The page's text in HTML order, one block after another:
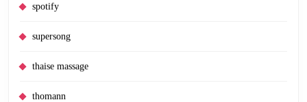
spotify
supersong
thaise massage
thomann